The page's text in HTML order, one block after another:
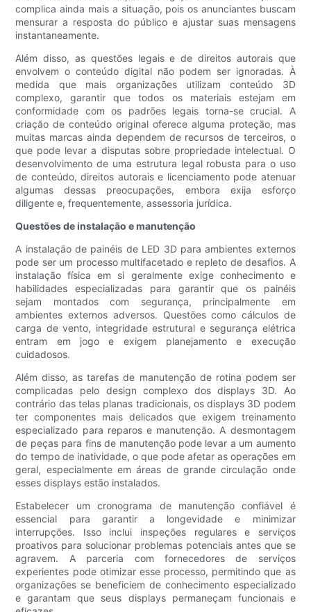
complica ainda mais a situação, pois os anunciantes buscam
mensurar a resposta do público e ajustar suas mensagens
instantaneamente.
Além disso, as questões legais e de direitos autorais que
envolvem o conteúdo digital não podem ser ignoradas. À
medida que mais organizações utilizam conteúdo 3D
complexo, garantir que todos os materiais estejam em
conformidade com os padrões legais torna-se crucial. A
criação de conteúdo original oferece alguma proteção, mas
muitas marcas ainda dependem de recursos de terceiros, o
que pode levar a disputas sobre propriedade intelectual. O
desenvolvimento de uma estrutura legal robusta para o uso
de conteúdo, direitos autorais e licenciamento pode atenuar
algumas dessas preocupações, embora exija esforço
diligente e, frequentemente, assessoria jurídica.
Questões de instalação e manutenção
A instalação de painéis de LED 3D para ambientes externos
pode ser um processo multifacetado e repleto de desafios. A
instalação física em si geralmente exige conhecimento e
habilidades especializadas para garantir que os painéis
sejam montados com segurança, principalmente em
ambientes externos adversos. Questões como cálculos de
carga de vento, integridade estrutural e segurança elétrica
entram em jogo e exigem planejamento e execução
cuidadosos.
Além disso, as tarefas de manutenção de rotina podem ser
complicadas pelo design complexo dos displays 3D. Ao
contrário das telas planas tradicionais, os displays 3D podem
ter componentes mais delicados que exigem treinamento
especializado para reparos e manutenção. A desmontagem
de peças para fins de manutenção pode levar a um aumento
do tempo de inatividade, o que pode afetar as operações em
geral, especialmente em áreas de grande circulação onde
esses displays estão instalados.
Estabelecer um cronograma de manutenção confiável é
essencial para garantir a longevidade e minimizar
interrupções. Isso inclui inspeções regulares e serviços
proativos para solucionar problemas potenciais antes que se
agravem. A parceria com fornecedores de serviços
experientes pode otimizar esse processo, permitindo que as
organizações se beneficiem de conhecimento especializado
e garantam que seus displays permaneçam funcionais e